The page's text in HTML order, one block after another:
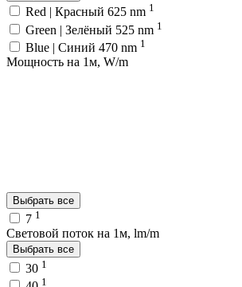
Red | Красный 625 nm 1
Green | Зелёный 525 nm 1
Blue | Синий 470 nm 1
Мощность на 1м, W/m
Выбрать все
7 1
Световой поток на 1м, lm/m
Выбрать все
30 1
1